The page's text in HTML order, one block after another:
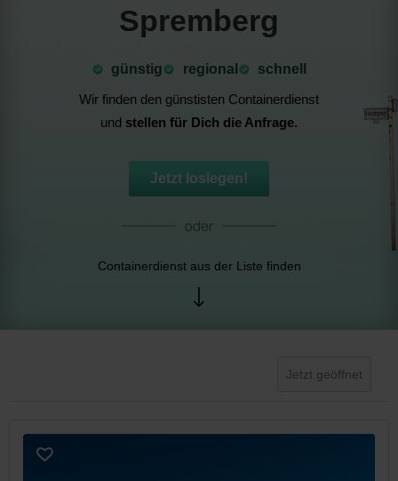
Spremberg
günstig ⁠regional
schnell
Wir finden den günstisten Containerdienst
und stellen für Dich die Anfrage.
Jetzt loslegen!
Containerdienst aus der Liste finden
Jetzt geöffnet